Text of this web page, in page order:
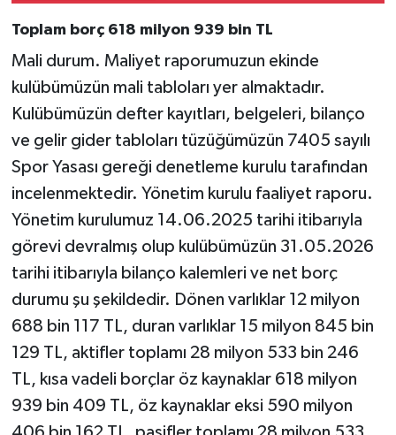
Toplam borç 618 milyon 939 bin TL
Mali durum. Maliyet raporumuzun ekinde
kulübümüzün mali tabloları yer almaktadır.
Kulübümüzün defter kayıtları, belgeleri, bilanço
ve gelir gider tabloları tüzüğümüzün 7405 sayılı
Spor Yasası gereği denetleme kurulu tarafından
incelenmektedir. Yönetim kurulu faaliyet raporu.
Yönetim kurulumuz 14.06.2025 tarihi itibarıyla
görevi devralmış olup kulübümüzün 31.05.2026
tarihi itibarıyla bilanço kalemleri ve net borç
durumu şu şekildedir. Dönen varlıklar 12 milyon
688 bin 117 TL, duran varlıklar 15 milyon 845 bin
129 TL, aktifler toplamı 28 milyon 533 bin 246
TL, kısa vadeli borçlar öz kaynaklar 618 milyon
939 bin 409 TL, öz kaynaklar eksi 590 milyon